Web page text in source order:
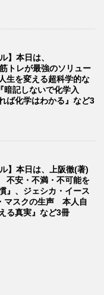
】本日は、
トレが最強のソリュー
生を変える超科学的な
暗記しないで化学入
化学はわかる』など3
】本日は、上阪徹(著)
不安・不満・不可能を
』、ジェシカ・イース
マスクの生声 本人自
る真実』など3冊